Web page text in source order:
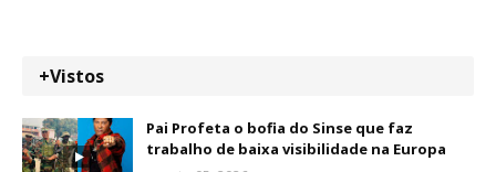
+Vistos
Pai Profeta o bofia do Sinse que faz
trabalho de baixa visibilidade na Europa